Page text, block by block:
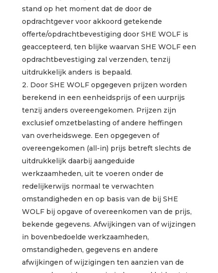
stand op het moment dat de door de
opdrachtgever voor akkoord getekende
offerte/opdrachtbevestiging door SHE WOLF is
geaccepteerd, ten blijke waarvan SHE WOLF een
opdrachtbevestiging zal verzenden, tenzij
uitdrukkelijk anders is bepaald.
Door SHE WOLF opgegeven prijzen worden
berekend in een eenheidsprijs of een uurprijs
tenzij anders overeengekomen. Prijzen zijn
exclusief omzetbelasting of andere heffingen
van overheidswege. Een opgegeven of
overeengekomen (all-in) prijs betreft slechts de
uitdrukkelijk daarbij aangeduide
werkzaamheden, uit te voeren onder de
redelijkerwijs normaal te verwachten
omstandigheden en op basis van de bij SHE
WOLF bij opgave of overeenkomen van de prijs,
bekende gegevens. Afwijkingen van of wijzingen
in bovenbedoelde werkzaamheden,
omstandigheden, gegevens en andere
afwijkingen of wijzigingen ten aanzien van de